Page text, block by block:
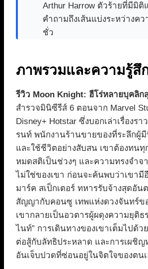
Arthur Harrow ตัวร้ายที่มีมิติ
คำถามถึงเส้นแบ่งระหว่างค
ชั่ว
ภาพรวมและความรู้สึ
รีวิว Moon Knight: ฮีโร่หลายบุคลิก
สำรวจมินิซีรีส์ 6 ตอนจาก Marvel
Disney+ Hotstar ซึ่งบอกเล่าเรื่องร
รนท์ พนักงานร้านขายของที่ระลึกผู้
และใช้ชีวิตอย่างสับสน เขาต้องทนทุ
หมดสติเป็นช่วงๆ และความทรงจำจ
ไม่ใช่ของเขา ก่อนจะค้นพบว่าเขามี
มาร์ค สเป็กเตอร์ ทหารรับจ้างสุดอัน
สัญญากับคอนซู เทพแห่งดวงจันทร์ข
เขากลายเป็นอวตารผู้ผดุงความยุติธ
ไนท์” การเดินทางของเขาเต็มไปด้
ต่อสู้กับลัทธิประหลาด และการเผชิญ
อันเจ็บปวดที่ซ่อนอยู่ในจิตใจของตนเ